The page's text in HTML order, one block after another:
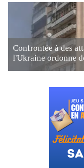
Confrontée à des
l'Ukraine ordonne